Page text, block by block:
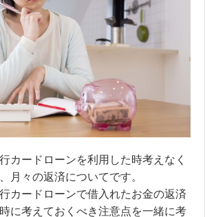
カードローンを利用した時考えなく
月々の返済についてです。
カードローンで借入れたお金の返済
に考えておくべき注意点を一緒に考